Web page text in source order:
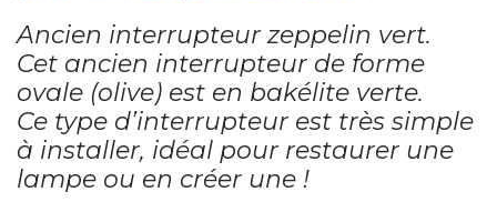
Ancien interrupteur zeppelin vert.
Cet ancien interrupteur de forme
ovale (olive) est en bakélite verte.
Ce type d’interrupteur est très simple
à installer, idéal pour restaurer une
lampe ou en créer une !